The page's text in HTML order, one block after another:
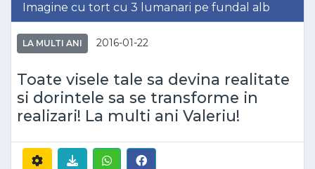
Imagine cu tort cu 3 lumanari pe fundal alb
LA MULTI ANI 2016-01-22
Toate visele tale sa devina realitate
si dorintele sa se transforme in
realizari! La multi ani Valeriu!